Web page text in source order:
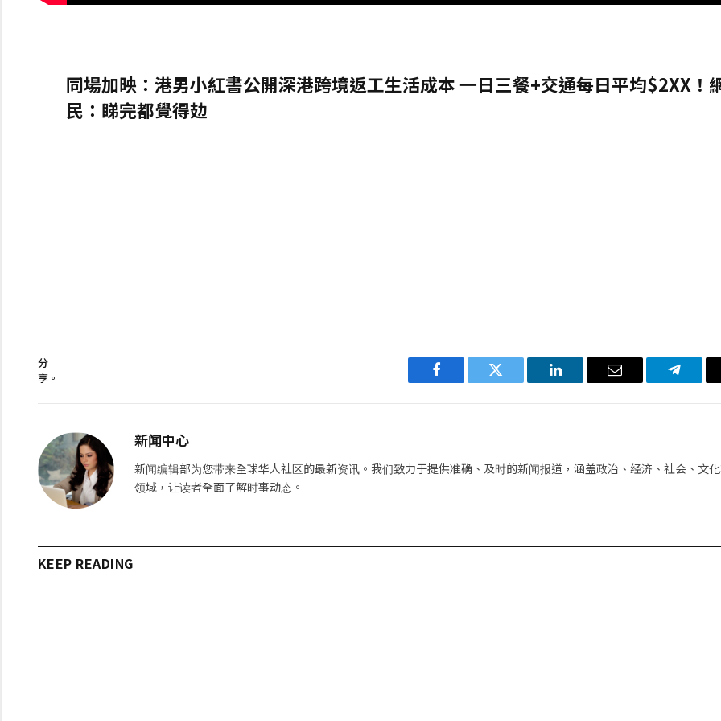
同場加映：港男小紅書公開深港跨境返工生活成本 一日三餐+交通每日平均$2XX！
民：睇完都覺得攰
分
享。
Facebook Twitter LinkedIn 电
新闻中心
新闻编辑部为您带来全球华人社区的最新资讯。我们致力于提供准确、及时的新闻报道，涵盖政治、经济、社会、文
领域，让读者全面了解时事动态。
KEEP READING